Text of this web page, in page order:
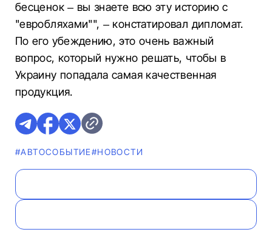
бесценок – вы знаете всю эту историю с
"евробляхами"", – констатировал дипломат.
По его убеждению, это очень важный
вопрос, который нужно решать, чтобы в
Украину попадала самая качественная
продукция.
#АВТОСОБЫТИЕ#НОВОСТИ